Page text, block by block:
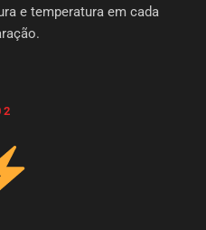
e temperatura em cada